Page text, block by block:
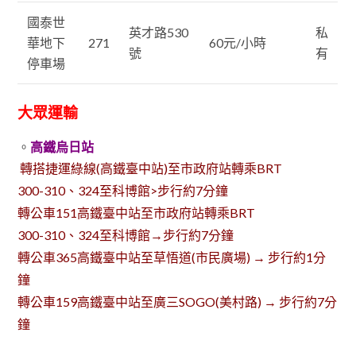
國泰世
華地下
停車場
271
英才路530
號
60元/小時
私
有
大眾運輸
。 高鐵烏日站
轉搭捷運綠線(高鐵臺中站)至市政府站轉乘BRT
300-310、324至科博館>步行約7分鐘
轉公車151高鐵臺中站至市政府站轉乘BRT
300-310、324至科博館→步行約7分鐘
轉公車365高鐵臺中站至草悟道(市民廣場) → 步行約1分
鐘
轉公車159高鐵臺中站至廣三SOGO(美村路) → 步行約7分
鐘